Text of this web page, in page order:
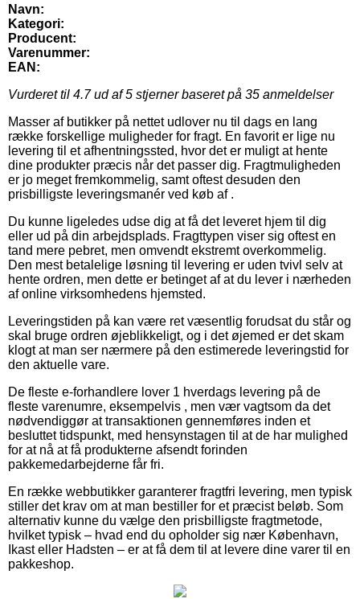
Navn:
Kategori:
Producent:
Varenummer:
EAN:
Vurderet til 4.7ud af 5 stjerner baseret på 35 anmeldelser
Masser af butikker på nettet udlover nu til dags en lang
række forskellige muligheder for fragt. En favorit er lige nu
levering til et afhentningssted, hvor det er muligt at hente
dine produkter præcis når det passer dig. Fragtmuligheden
er jo meget fremkommelig, samt oftest desuden den
prisbilligste leveringsmanér ved køb af .
Du kunne ligeledes udse dig at få det leveret hjem til dig
eller ud på din arbejdsplads. Fragttypen viser sig oftest en
tand mere pebret, men omvendt ekstremt overkommelig.
Den mest betalelige løsning til levering er uden tvivl selv at
hente ordren, men dette er betinget af at du lever i nærheden
af online virksomhedens hjemsted.
Leveringstiden på kan være ret væsentlig forudsat du står og
skal bruge ordren øjeblikkeligt, og i det øjemed er det skam
klogt at man ser nærmere på den estimerede leveringstid for
den aktuelle vare.
De fleste e-forhandlere lover 1 hverdags levering på de
fleste varenumre, eksempelvis , men vær vagtsom da det
nødvendiggør at transaktionen gennemføres inden et
besluttet tidspunkt, med hensynstagen til at de har mulighed
for at nå at få produkterne afsendt forinden
pakkemedarbejderne får fri.
En række webbutikker garanterer fragtfri levering, men typisk
stiller det krav om at man bestiller for et præcist beløb. Som
alternativ kunne du vælge den prisbilligste fragtmetode,
hvilket typisk – hvad end du opholder sig nær København,
Ikast eller Hadsten – er at få dem til at levere dine varer til en
pakkeshop.